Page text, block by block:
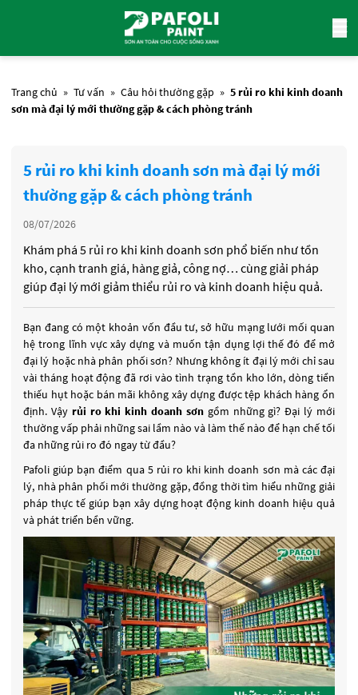
Trang chủ » Tư vấn » Câu hỏi thường gặp » 5 rủi ro khi kinh doanh
sơn mà đại lý mới thường gặp & cách phòng tránh
5 rủi ro khi kinh doanh sơn mà đại lý mới
thường gặp & cách phòng tránh
08/07/2026
Khám phá 5 rủi ro khi kinh doanh sơn phổ biến như tồn
kho, cạnh tranh giá, hàng giả, công nợ… cùng giải pháp
giúp đại lý mới giảm thiểu rủi ro và kinh doanh hiệu quả.
Bạn đang có một khoản vốn đầu tư, sở hữu mạng lưới mối quan
hệ trong lĩnh vực xây dựng và muốn tận dụng lợi thế đó để mở
đại lý hoặc nhà phân phối sơn? Nhưng không ít đại lý mới chỉ sau
vài tháng hoạt động đã rơi vào tình trạng tồn kho lớn, dòng tiền
thiếu hụt hoặc bán mãi không xây dựng được tệp khách hàng ổn
định. Vậy rủi ro khi kinh doanh sơngồm những gì? Đại lý mới
thường vấp phải những sai lầm nào và làm thế nào để hạn chế tối
đa những rủi ro đó ngay từ đầu?
Pafoli giúp bạn điểm qua 5 rủi ro khi kinh doanh sơn mà các đại
lý, nhà phân phối mới thường gặp, đồng thời tìm hiểu những giải
pháp thực tế giúp bạn xây dựng hoạt động kinh doanh hiệu quả
và phát triển bền vững.